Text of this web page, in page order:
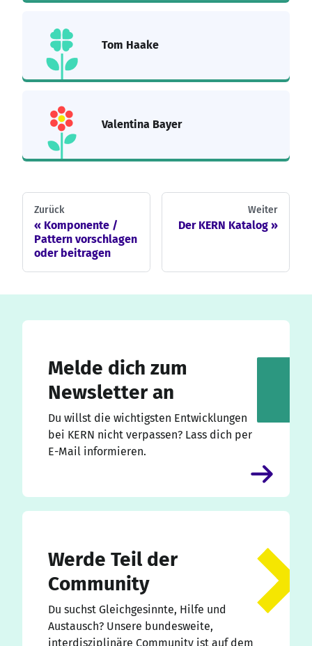
Tom Haake
Valentina Bayer
Zurück
Komponente /
Pattern vorschlagen
oder beitragen
Weiter
Der KERN Katalog
Melde dich zum
Newsletter an
Du willst die wichtigsten Entwicklungen
bei KERN nicht verpassen? Lass dich per
E-Mail informieren.
Werde Teil der
Community
Du suchst Gleichgesinnte, Hilfe und
Austausch? Unsere bundesweite,
interdisziplinäre Community ist auf dem